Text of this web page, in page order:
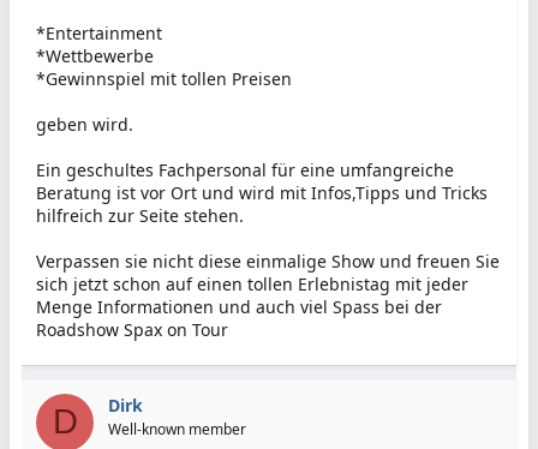
*Entertainment
*Wettbewerbe
*Gewinnspiel mit tollen Preisen
geben wird.
Ein geschultes Fachpersonal für eine umfangreiche
Beratung ist vor Ort und wird mit Infos,Tipps und Tricks
hilfreich zur Seite stehen.
Verpassen sie nicht diese einmalige Show und freuen Sie
sich jetzt schon auf einen tollen Erlebnistag mit jeder
Menge Informationen und auch viel Spass bei der
Roadshow Spax on Tour
D Dirk
Well-known member